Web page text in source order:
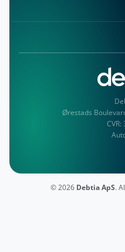
Ørestads
CVR:
© 2026 Debtia ApS.